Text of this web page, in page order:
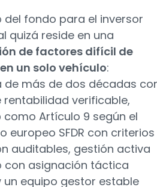
del fondo para el inversor
quizá reside en una
de factores difícil de
un solo vehículo:
de más de dos décadas
rentabilidad verificable,
Artículo 9 según el
europeo SFDR con criterios
auditables, gestión activa
con asignación táctica
un equipo gestor estable